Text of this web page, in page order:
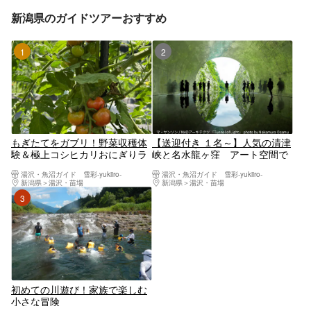
新潟県のガイドツアーおすすめ
1位
もぎたてをガブリ！野菜収穫体
験＆極上コシヒカリおにぎりラ
湯沢・魚沼ガイド 雪彩-yukiiro-
新潟県
湯沢・苗場
2位
【送迎付き １名～】人気の清津
峡と名水龍ヶ窪 アート空間で
湯沢・魚沼ガイド 雪彩-yukiiro-
新潟県
湯沢・苗場
3位
初めての川遊び！家族で楽しむ
小さな冒険